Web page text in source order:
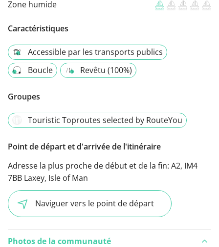
Zone humide
Caractéristiques
Accessible par les transports publics
Boucle
Revêtu (100%)
Groupes
Touristic Toproutes selected by RouteYou
Point de départ et d'arrivée de l'itinéraire
Adresse la plus proche de début et de la fin: A2, IM4
7BB Laxey, Isle of Man
Naviguer vers le point de départ
Photos de la communauté